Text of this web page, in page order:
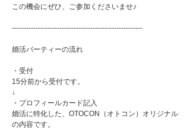
この機会にぜひ、ご参加くださいませ♪
-------------------------------------------------------
婚活パーティーの流れ
・受付
15分前から受付です。
↓
・プロフィールカード記入
婚活に特化した、OTOCON（オトコン）オリジナル
の内容です。